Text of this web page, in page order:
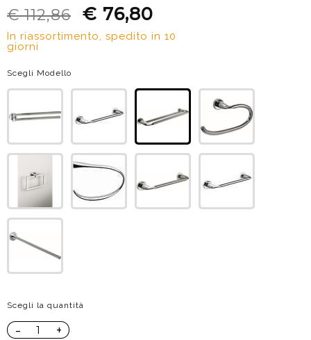
€ 112,86 € 76,80
In riassortimento, spedito in 10
giorni
Scegli Modello
Scegli la quantità
- +